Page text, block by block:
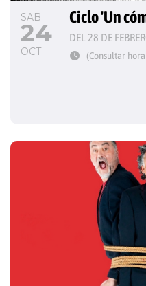
SAB
24
OCT
Ciclo 'Un
DEL 28 DE
(Consultar